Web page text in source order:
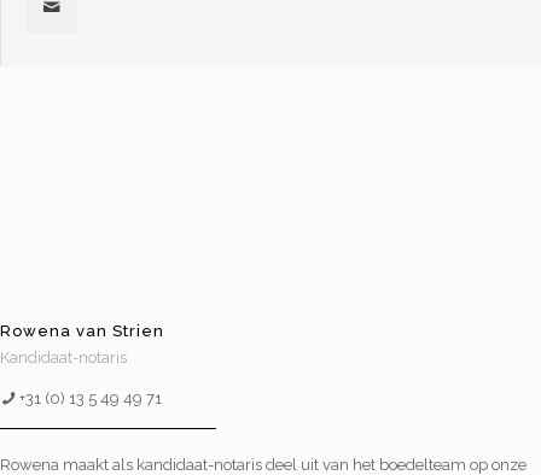
Rowena van Strien
Kandidaat-notaris
+31 (0) 13 5 49 49 71
Rowena maakt als kandidaat-notaris deel uit van het boedelteam op onze